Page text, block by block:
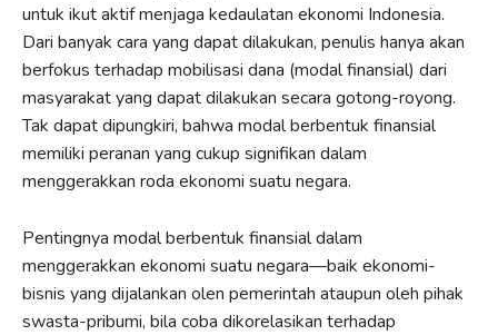
untuk ikut aktif menjaga kedaulatan ekonomi Indonesia.
Dari banyak cara yang dapat dilakukan, penulis hanya akan
berfokus terhadap mobilisasi dana (modal finansial) dari
masyarakat yang dapat dilakukan secara gotong-royong.
Tak dapat dipungkiri, bahwa modal berbentuk finansial
memiliki peranan yang cukup signifikan dalam
menggerakkan roda ekonomi suatu negara.
Pentingnya modal berbentuk finansial dalam
menggerakkan ekonomi suatu negara—baik ekonomi-
bisnis yang dijalankan olen pemerintah ataupun oleh pihak
swasta-pribumi, bila coba dikorelasikan terhadap